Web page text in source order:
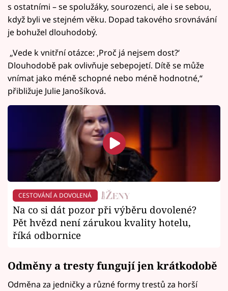
s ostatními – se spolužáky, sourozenci, ale i se sebou,
když byli ve stejném věku. Dopad takového srovnávání
je bohužel dlouhodobý.
„Vede k vnitřní otázce: ‚Proč já nejsem dost?‘
Dlouhodobě pak ovlivňuje sebepojetí. Dítě se může
vnímat jako méně schopné nebo méně hodnotné,“
přibližuje Julie Janošíková.
CESTOVÁNÍ A DOVOLENÁ
Na co si dát pozor při výběru dovolené?
Pět hvězd není zárukou kvality hotelu,
říká odbornice
Odměny a tresty fungují jen krátkodobě
Odměna za jedničky a různé formy trestů za horší